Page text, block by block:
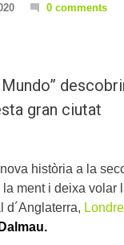
0 comments
gran ciutat
història a la
la ment i deixa
d´Anglaterra,